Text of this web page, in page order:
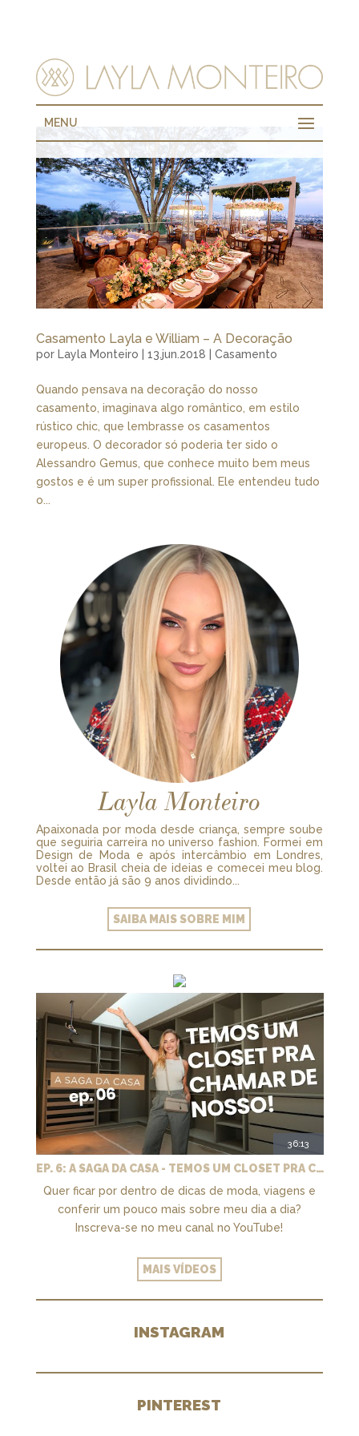
MENU
Casamento Layla e William – A Decoração
por Layla Monteiro 13.jun.2018 Casamento
Quando pensava na decoração do nosso
casamento, imaginava algo romântico, em estilo
rústico chic, que lembrasse os casamentos
europeus. O decorador só poderia ter sido o
Alessandro Gemus, que conhece muito bem meus
gostos e é um super profissional. Ele entendeu tudo
o...
Layla Monteiro
Apaixonada por moda desde criança, sempre soube
que seguiria carreira no universo fashion. Formei em
Design de Moda e após intercâmbio em Londres,
voltei ao Brasil cheia de ideias e comecei meu blog.
Desde então já são 9 anos dividindo...
SAIBA MAIS SOBRE MIM
36:13
EP. 6: A SAGA DA CASA - TEMOS UM CLOSET PRA CHAMAR DE NOSSO + MARCENARIA E PAISAGISMO
Quer ficar por dentro de dicas de moda, viagens e
conferir um pouco mais sobre meu dia a dia?
Inscreva-se no meu canal no YouTube!
MAIS VÍDEOS
INSTAGRAM
PINTEREST